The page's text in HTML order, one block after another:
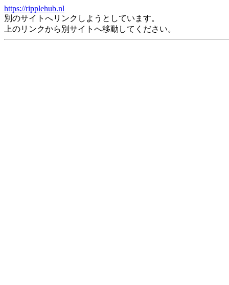
https://ripplehub.nl
別のサイトへリンクしようとしています。
上のリンクから別サイトへ移動してください。